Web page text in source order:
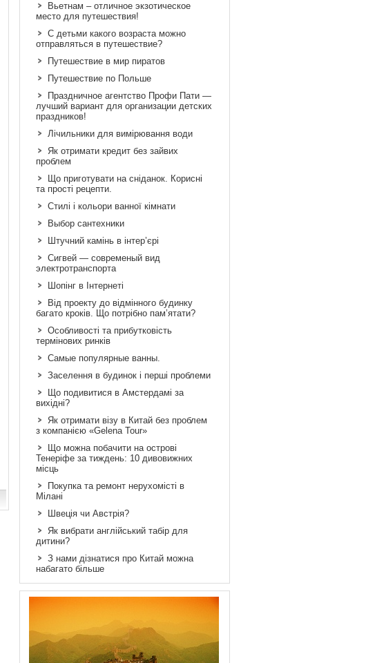
Вьетнам – отличное экзотическое
место для путешествия!
С детьми какого возраста можно
отправляться в путешествие?
Путешествие в мир пиратов
Путешествие по Польше
Праздничное агентство Профи Пати —
лучший вариант для организации детских
праздников!
Лічильники для вимірювання води
Як отримати кредит без зайвих
проблем
Що приготувати на сніданок. Корисні
та прості рецепти.
Стилі і кольори ванної кімнати
Выбор сантехники
Штучний камінь в інтер’єрі
Сигвей — современый вид
электротранспорта
Шопінг в Інтернеті
Від проекту до відмінного будинку
багато кроків. Що потрібно пам’ятати?
Особливості та прибутковість
термінових ринків
Самые популярные ванны.
Заселення в будинок і перші проблеми
Що подивитися в Амстердамі за
вихідні?
Як отримати візу в Китай без проблем
з компанією «Gelena Tour»
Що можна побачити на острові
Тенеріфе за тиждень: 10 дивовижних
місць
Покупка та ремонт нерухомісті в
Мілані
Швеція чи Австрія?
Як вибрати англійський табір для
дитини?
З нами дізнатися про Китай можна
набагато більше